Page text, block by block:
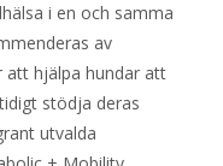
i en och samma
av
att hjälpa hundar att
stödja deras
utvalda